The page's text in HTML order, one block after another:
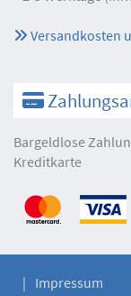
Versandkosten
Bargeldlose
Kreditkarte
Impressum